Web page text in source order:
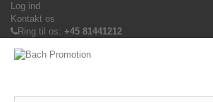
Log ind
Kontakt os
Ring til os: +45 81441212